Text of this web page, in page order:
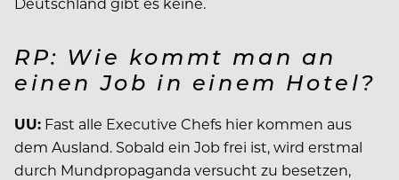
RP: Wie kommt man an
einen Job in einem Hotel?
UU: Fast alle Executive Chefs hier kommen aus
dem Ausland. Sobald ein Job frei ist, wird erstmal
durch Mundpropaganda versucht zu besetzen,